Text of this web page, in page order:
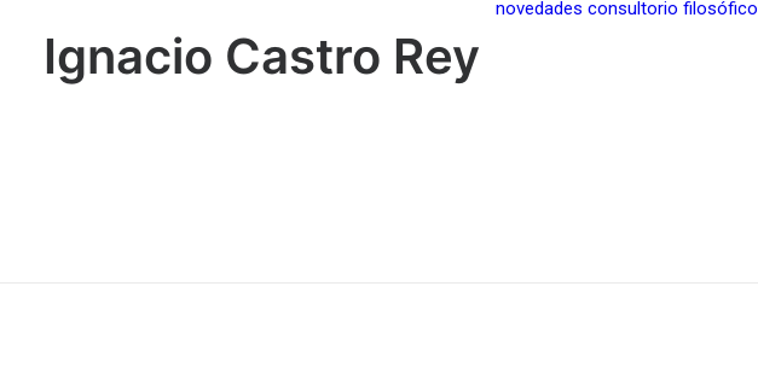
Ignacio Castro Rey
novedades consultorio filosófico